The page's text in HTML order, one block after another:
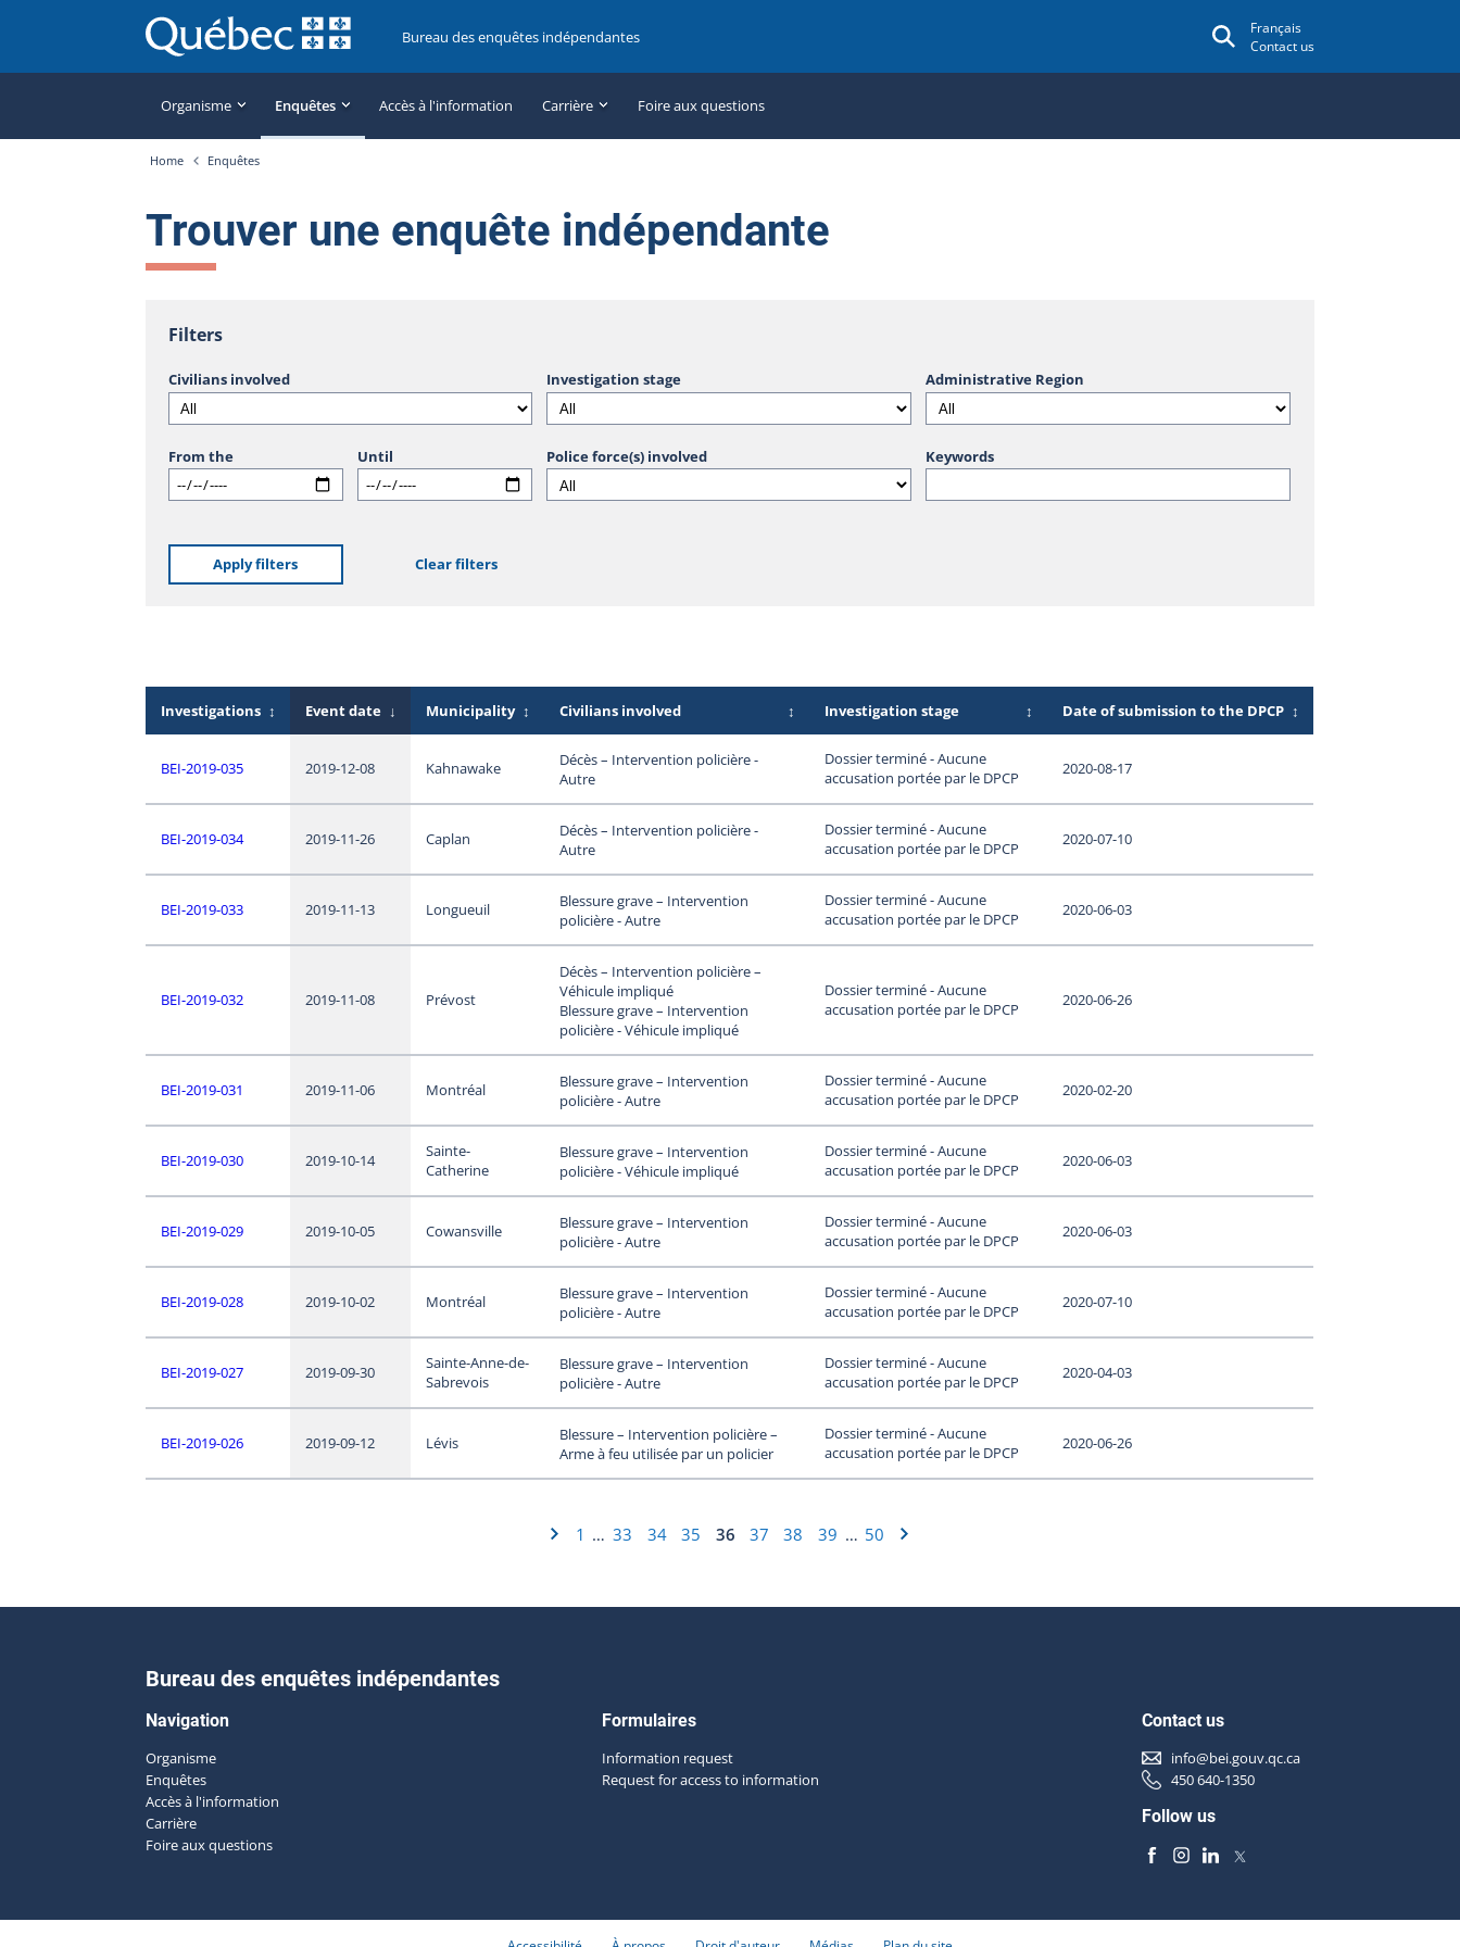
Bureau des enquêtes indépendantes
Français
Contact us
Organisme Enquêtes Accès à l'information Carrière Foire aux questions
Home Enquêtes
Trouver une enquête indépendante
Filters
Civilians involved Investigation stage Administrative Region
From the Until Police force(s) involved Keywords
Apply filters Clear filters
Investigations ↕ Event date ↓ Municipality ↕ Civilians involved ↕ Investigation stage ↕ Date of submission to the DPCP ↕
BEI-2019-035 2019-12-08 Kahnawake
Décès – Intervention policière -
Autre
Dossier terminé - Aucune
accusation portée par le DPCP
2020-08-17
BEI-2019-034 2019-11-26 Caplan
Décès – Intervention policière -
Autre
Dossier terminé - Aucune
accusation portée par le DPCP
2020-07-10
BEI-2019-033 2019-11-13 Longueuil
Blessure grave – Intervention
policière - Autre
Dossier terminé - Aucune
accusation portée par le DPCP
2020-06-03
BEI-2019-032 2019-11-08 Prévost
Décès – Intervention policière –
Véhicule impliqué
Blessure grave – Intervention
policière - Véhicule impliqué
Dossier terminé - Aucune
accusation portée par le DPCP
2020-06-26
BEI-2019-031 2019-11-06 Montréal
Blessure grave – Intervention
policière - Autre
Dossier terminé - Aucune
accusation portée par le DPCP
2020-02-20
BEI-2019-030 2019-10-14
Sainte-
Catherine
Blessure grave – Intervention
policière - Véhicule impliqué
Dossier terminé - Aucune
accusation portée par le DPCP
2020-06-03
BEI-2019-029 2019-10-05 Cowansville
Blessure grave – Intervention
policière - Autre
Dossier terminé - Aucune
accusation portée par le DPCP
2020-06-03
BEI-2019-028 2019-10-02 Montréal
Blessure grave – Intervention
policière - Autre
Dossier terminé - Aucune
accusation portée par le DPCP
2020-07-10
BEI-2019-027 2019-09-30
Sainte-Anne-de-
Sabrevois
Blessure grave – Intervention
policière - Autre
Dossier terminé - Aucune
accusation portée par le DPCP
2020-04-03
BEI-2019-026 2019-09-12 Lévis
Blessure – Intervention policière –
Arme à feu utilisée par un policier
Dossier terminé - Aucune
accusation portée par le DPCP
2020-06-26
1 … 33 34 35 36 37 38 39 … 50
Bureau des enquêtes indépendantes
Navigation
Organisme
Enquêtes
Accès à l'information
Carrière
Foire aux questions
Formulaires
Information request
Request for access to information
Contact us
info@bei.gouv.qc.ca
450 640-1350
Follow us